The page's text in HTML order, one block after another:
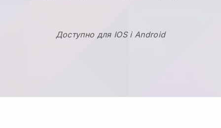
Доступно для IOS і Android